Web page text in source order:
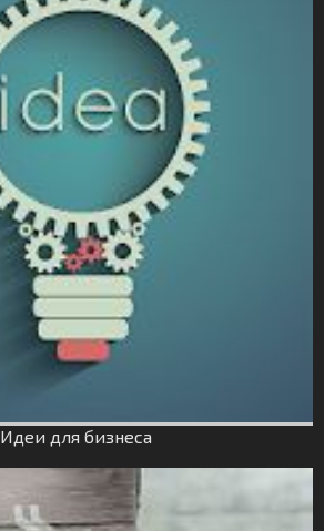
Идеи для бизнеса